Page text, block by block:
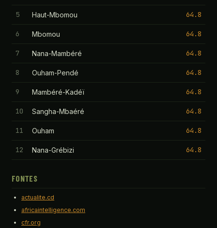
5 Haut-Mbomou 64.8
6 Mbomou 64.8
7 Nana-Mambéré 64.8
8 Ouham-Pendé 64.8
9 Mambéré-Kadéï 64.8
10 Sangha-Mbaéré 64.8
11 Ouham 64.8
12 Nana-Grébizi 64.8
FONTES
actualite.cd
africaintelligence.com
cfr.org